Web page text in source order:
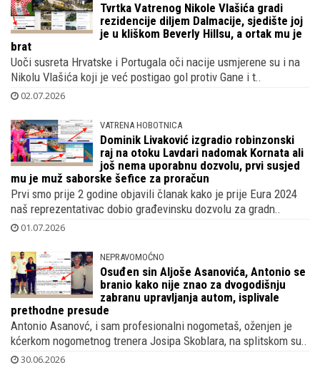
Tvrtka Vatrenog Nikole Vlašića gradi
rezidencije diljem Dalmacije, sjedište joj
je u kliškom Beverly Hillsu, a ortak mu je
brat
Uoči susreta Hrvatske i Portugala oči nacije usmjerene su i na
Nikolu Vlašića koji je već postigao gol protiv Gane i t..
02.07.2026
VATRENA HOBOTNICA
Dominik Livaković izgradio robinzonski
raj na otoku Lavdari nadomak Kornata ali
još nema uporabnu dozvolu, prvi susjed
mu je muž saborske šefice za proračun
Prvi smo prije 2 godine objavili članak kako je prije Eura 2024
naš reprezentativac dobio građevinsku dozvolu za gradn..
01.07.2026
NEPRAVOMOĆNO
Osuđen sin Aljoše Asanovića, Antonio se
branio kako nije znao za dvogodišnju
zabranu upravljanja autom, isplivale
prethodne presude
Antonio Asanovć, i sam profesionalni nogometaš, oženjen je
kćerkom nogometnog trenera Josipa Skoblara, na splitskom su..
30.06.2026